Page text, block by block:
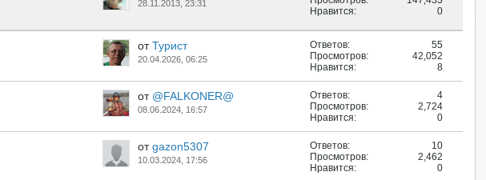
28.11.2013, 23:31
Нравится:
0
отТурист
20.04.2026, 06:25
Ответов:
55
Просмотров:
42,052
Нравится:
8
от @FALKONER@
08.06.2024, 16:57
Ответов:
4
Просмотров:
2,724
Нравится:
0
отgazon5307
10.03.2024, 17:56
Ответов:
10
Просмотров:
2,462
Нравится:
0